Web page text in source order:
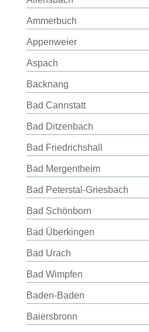
Ammerbuch
Appenweier
Aspach
Backnang
Bad Cannstatt
Bad Ditzenbach
Bad Friedrichshall
Bad Mergentheim
Bad Peterstal-Griesbach
Bad Schönborn
Bad Überkingen
Bad Urach
Bad Wimpfen
Baden-Baden
Baiersbronn